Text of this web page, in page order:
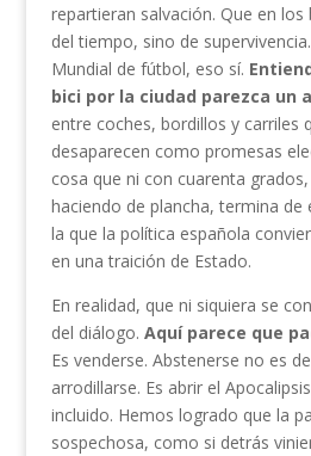
repartieran salvación. Que en los
del tiempo, sino de
Mundial de fútbol, eso sí.
bici por la ciudad parezca un
entre coches, bordillos y carriles
desaparecen como promesas
cosa que ni con cuarenta
haciendo de plancha, termina de
la que la política española
en una traición de Estado.
En realidad, que ni siquiera se
del diálogo. Aquí parece que
Es venderse. Abstenerse no es
arrodillarse. Es abrir el
incluido. Hemos logrado que la
sospechosa, como si detrás